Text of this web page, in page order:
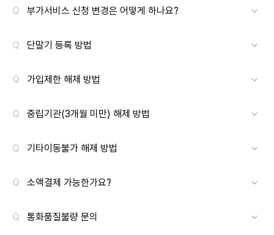
부가서비스 신청 변경은 어떻게 하나요?
단말기 등록 방법
가입제한 해제 방법
중립기관(3개월 미만) 해제 방법
기타이동불가 해제 방법
소액결제 가능한가요?
통화품질불량 문의